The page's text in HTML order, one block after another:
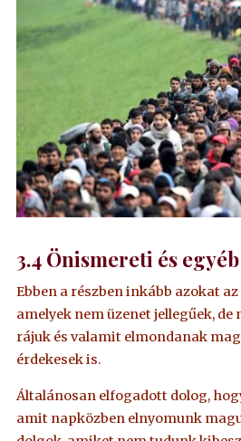
3.4 Önismereti és
Ebben a részben inkább azokat
amelyek nem üzenet jellegűek,
rájuk és valamit elmondanak
érdekesek is.
Általánosan elfogadott dolog,
amit napközben elnyomunk